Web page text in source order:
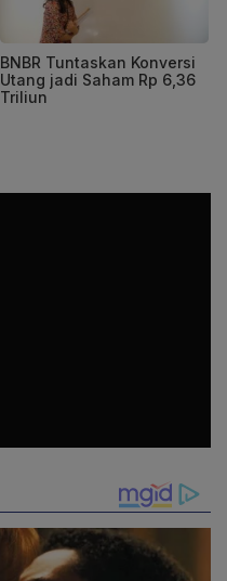
BNBR Tuntaskan Konversi
Utang jadi Saham Rp 6,36
Triliun